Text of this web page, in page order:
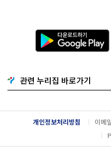
다
운
로
기
G
o
g
l
e
l
관련 누리집 바로가기
개인정보처리방침 이메